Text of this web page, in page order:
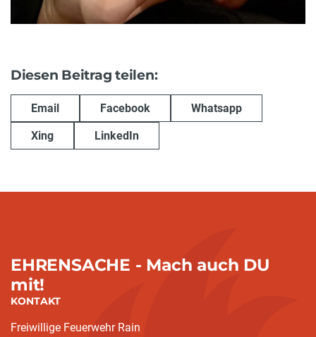
Diesen Beitrag teilen:
Email Facebook Whatsapp
Xing LinkedIn
EHRENSACHE - Mach auch DU
mit!
KONTAKT
Freiwillige Feuerwehr Rain